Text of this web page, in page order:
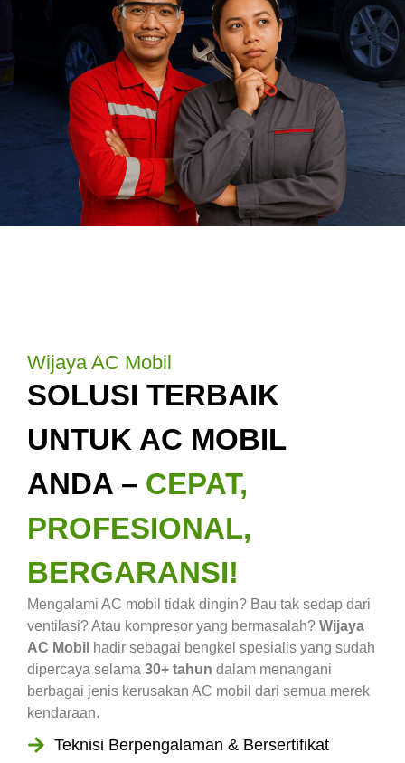
Wijaya AC Mobil
SOLUSI TERBAIK
UNTUK AC MOBIL
ANDA – CEPAT,
PROFESIONAL,
BERGARANSI!
Mengalami AC mobil tidak dingin? Bau tak sedap dari
ventilasi? Atau kompresor yang bermasalah? Wijaya
AC Mobil hadir sebagai bengkel spesialis yang sudah
dipercaya selama 30+ tahun dalam menangani
berbagai jenis kerusakan AC mobil dari semua merek
kendaraan.
Teknisi Berpengalaman & Bersertifikat